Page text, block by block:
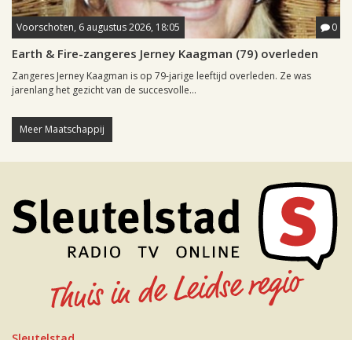
Voorschoten, 6 augustus 2026, 18:05 0
Earth & Fire-zangeres Jerney Kaagman (79) overleden
Zangeres Jerney Kaagman is op 79-jarige leeftijd overleden. Ze was
jarenlang het gezicht van de succesvolle...
Meer Maatschappij